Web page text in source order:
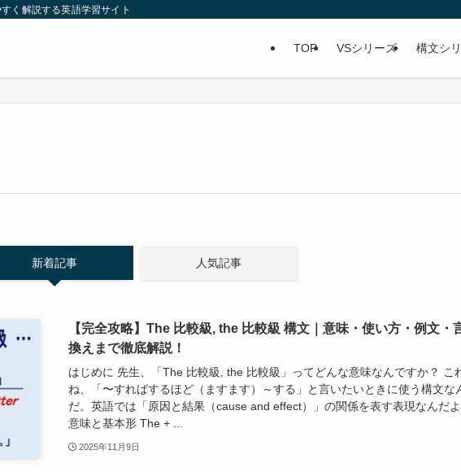
く解説する英語学習サイト
TOP VSシリーズ 構文シ
新着記事 人気記事
【完全攻略】The 比較級, the 比較級 構文｜意味・使い方・例文・
換えまで徹底解説！
はじめに 先生、「The 比較級, the 比較級」ってどんな意味なんですか？ こ
ね、「〜すればするほど（ますます）～する」と言いたいときに使う構文な
だ。英語では「原因と結果（cause and effect）」の関係を表す表現なんだよ
意味と基本形 The + ...
2025年11月9日